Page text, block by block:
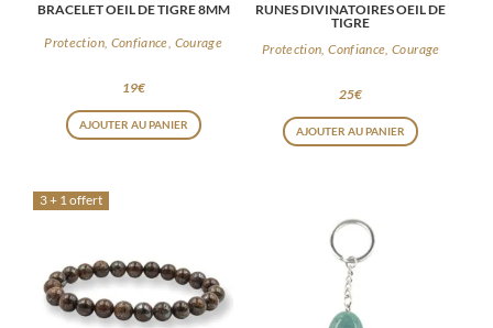
BRACELET OEIL DE TIGRE 8MM
Protection, Confiance, Courage
19€
AJOUTER AU PANIER
RUNES DIVINATOIRES OEIL DE
TIGRE
Protection, Confiance, Courage
25€
AJOUTER AU PANIER
3 + 1 offert